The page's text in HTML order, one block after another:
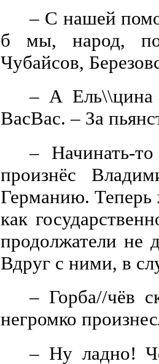
– С нашей
б мы, народ,
Чубайсов,
– А Ель\\цина
ВасВас. – За
– Начинать-
произнёс
Германию. Теперь
как
продолжатели не
Вдруг с ними, в
– Горба//чёв
негромко
– Ну ладно!